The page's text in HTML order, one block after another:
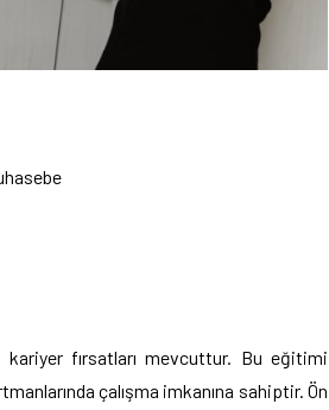
fırsatları mevcuttur. Bu eğitimi
çalışma imkanına sahiptir. Ön